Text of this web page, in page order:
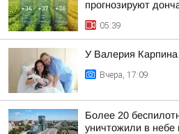
прогнозируют
05:39
У Валерия Карпина
Вчера, 17:09
Более 20
уничтожили в